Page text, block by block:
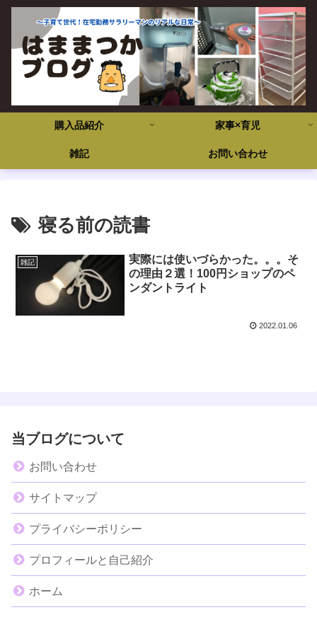
購入品紹介 家事×育児
雑記 お問い合わせ
寝る前の読書
雑記
実際には使いづらかった。。。そ
の理由２選！100円ショップのペ
ンダントライト
2022.01.06
当ブログについて
お問い合わせ
サイトマップ
プライバシーポリシー
プロフィールと自己紹介
ホーム